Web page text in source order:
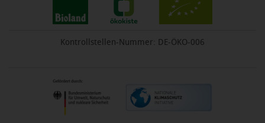
Kontrollstellen-Nummer: DE-ÖKO-006